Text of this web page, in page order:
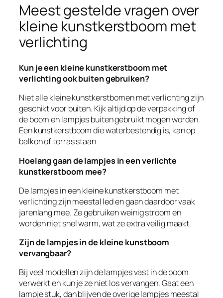
Meest gestelde vragen over
kleine kunstkerstboom met
verlichting
Kun je een kleine kunstkerstboom met
verlichting ook buiten gebruiken?
Niet alle kleine kunstkerstbomen met verlichting zijn
geschikt voor buiten. Kijk altijd op de verpakking of
de boom en lampjes buiten gebruikt mogen worden.
Een kunstkerstboom die waterbestendig is, kan op
balkon of terras staan.
Hoelang gaan de lampjes in een verlichte
kunstkerstboom mee?
De lampjes in een kleine kunstkerstboom met
verlichting zijn meestal led en gaan daardoor vaak
jarenlang mee. Ze gebruiken weinig stroom en
worden niet snel warm, wat ze extra veilig maakt.
Zijn de lampjes in de kleine kunstboom
vervangbaar?
Bij veel modellen zijn de lampjes vast in de boom
verwerkt en kun je ze niet los vervangen. Gaat een
lampje stuk, dan blijven de overige lampjes meestal